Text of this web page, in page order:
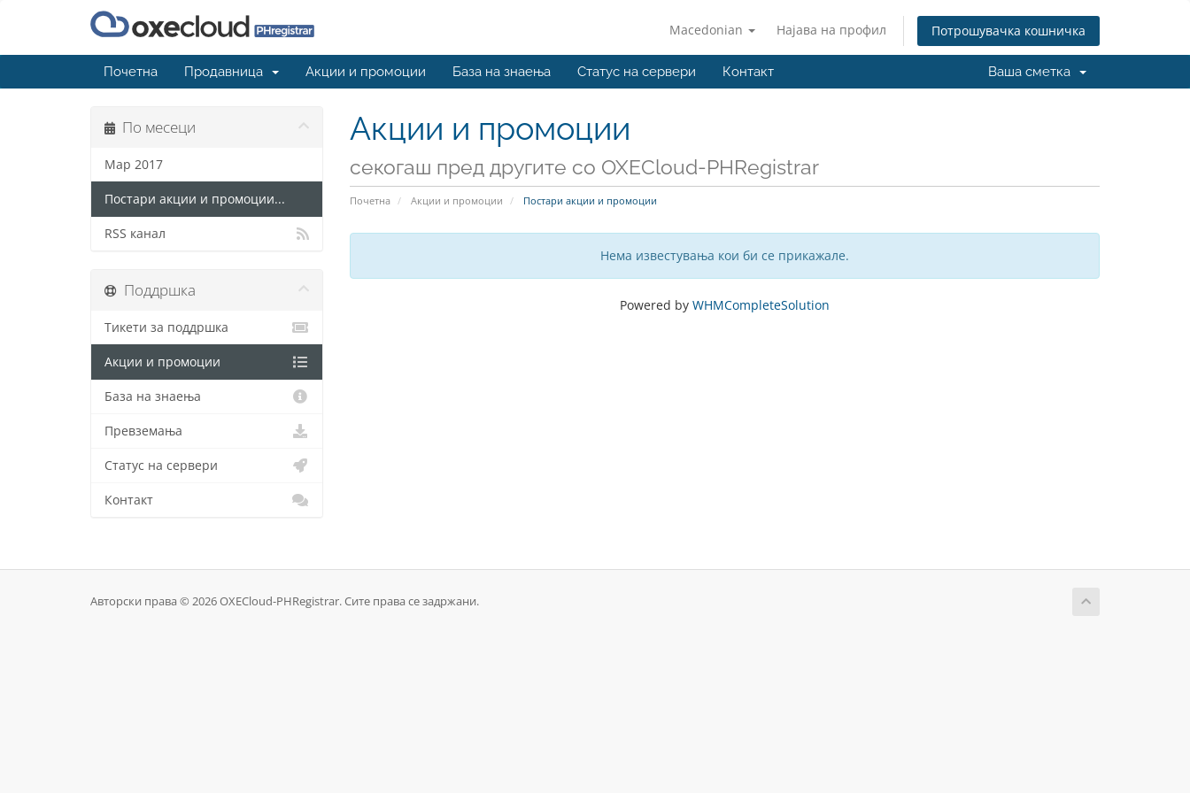
Macedonian Најава на профил Потрошувачка кошничка
Почетна Продавница Акции и промоции База на знаења Статус на сервери Контакт Ваша сметка
Акции и промоции
секогаш пред другите со OXECloud-PHRegistrar
Почетна Акции и промоции Постари акции и промоции
По месеци
Мар 2017
Постари акции и промоции...
RSS канал
Нема известувања кои би се прикажале.
Powered by WHMCompleteSolution
Поддршка
Тикети за поддршка
Акции и промоции
База на знаења
Превземања
Статус на сервери
Контакт
Авторски права © 2026 OXECloud-PHRegistrar. Сите права се задржани.